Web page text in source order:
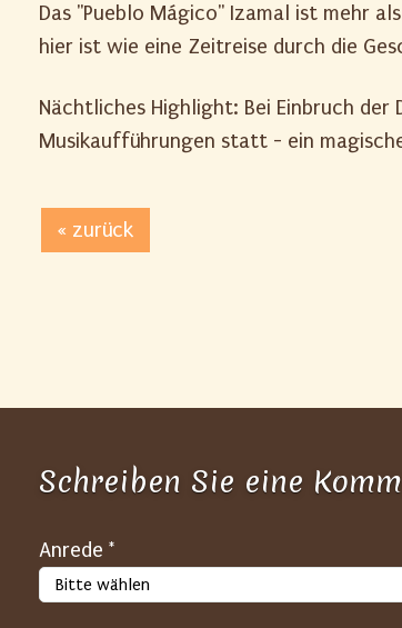
Das "Pueblo Mágico" Izamal ist mehr
hier ist wie eine Zeitreise durch die
Nächtliches Highlight: Bei Einbruch
Musikaufführungen statt - ein
« zurück
Schreiben Sie eine
S
Anrede *